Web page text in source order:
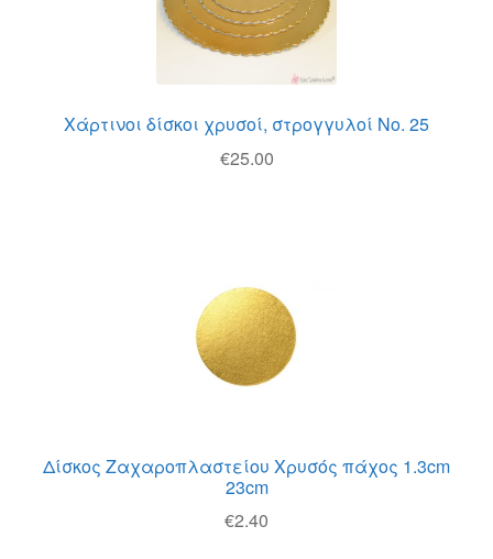
Χάρτινοι δίσκοι χρυσοί, στρογγυλοί Νο. 25
€25.00
Δίσκος Ζαχαροπλαστείου Χρυσός πάχος 1.3cm
23cm
€2.40